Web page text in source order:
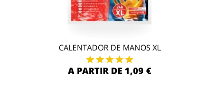
CALENTADOR DE MANOS XL
A PARTIR DE 1,09 €